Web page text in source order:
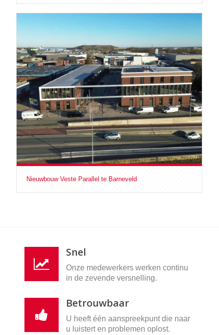
Nieuwbouw Veste Parallel te Barneveld
Snel
Onze medewerkers werken continu
in de zevende versnelling.
Betrouwbaar
U heeft één aanspreekpunt die naar
u luistert en problemen oplost.